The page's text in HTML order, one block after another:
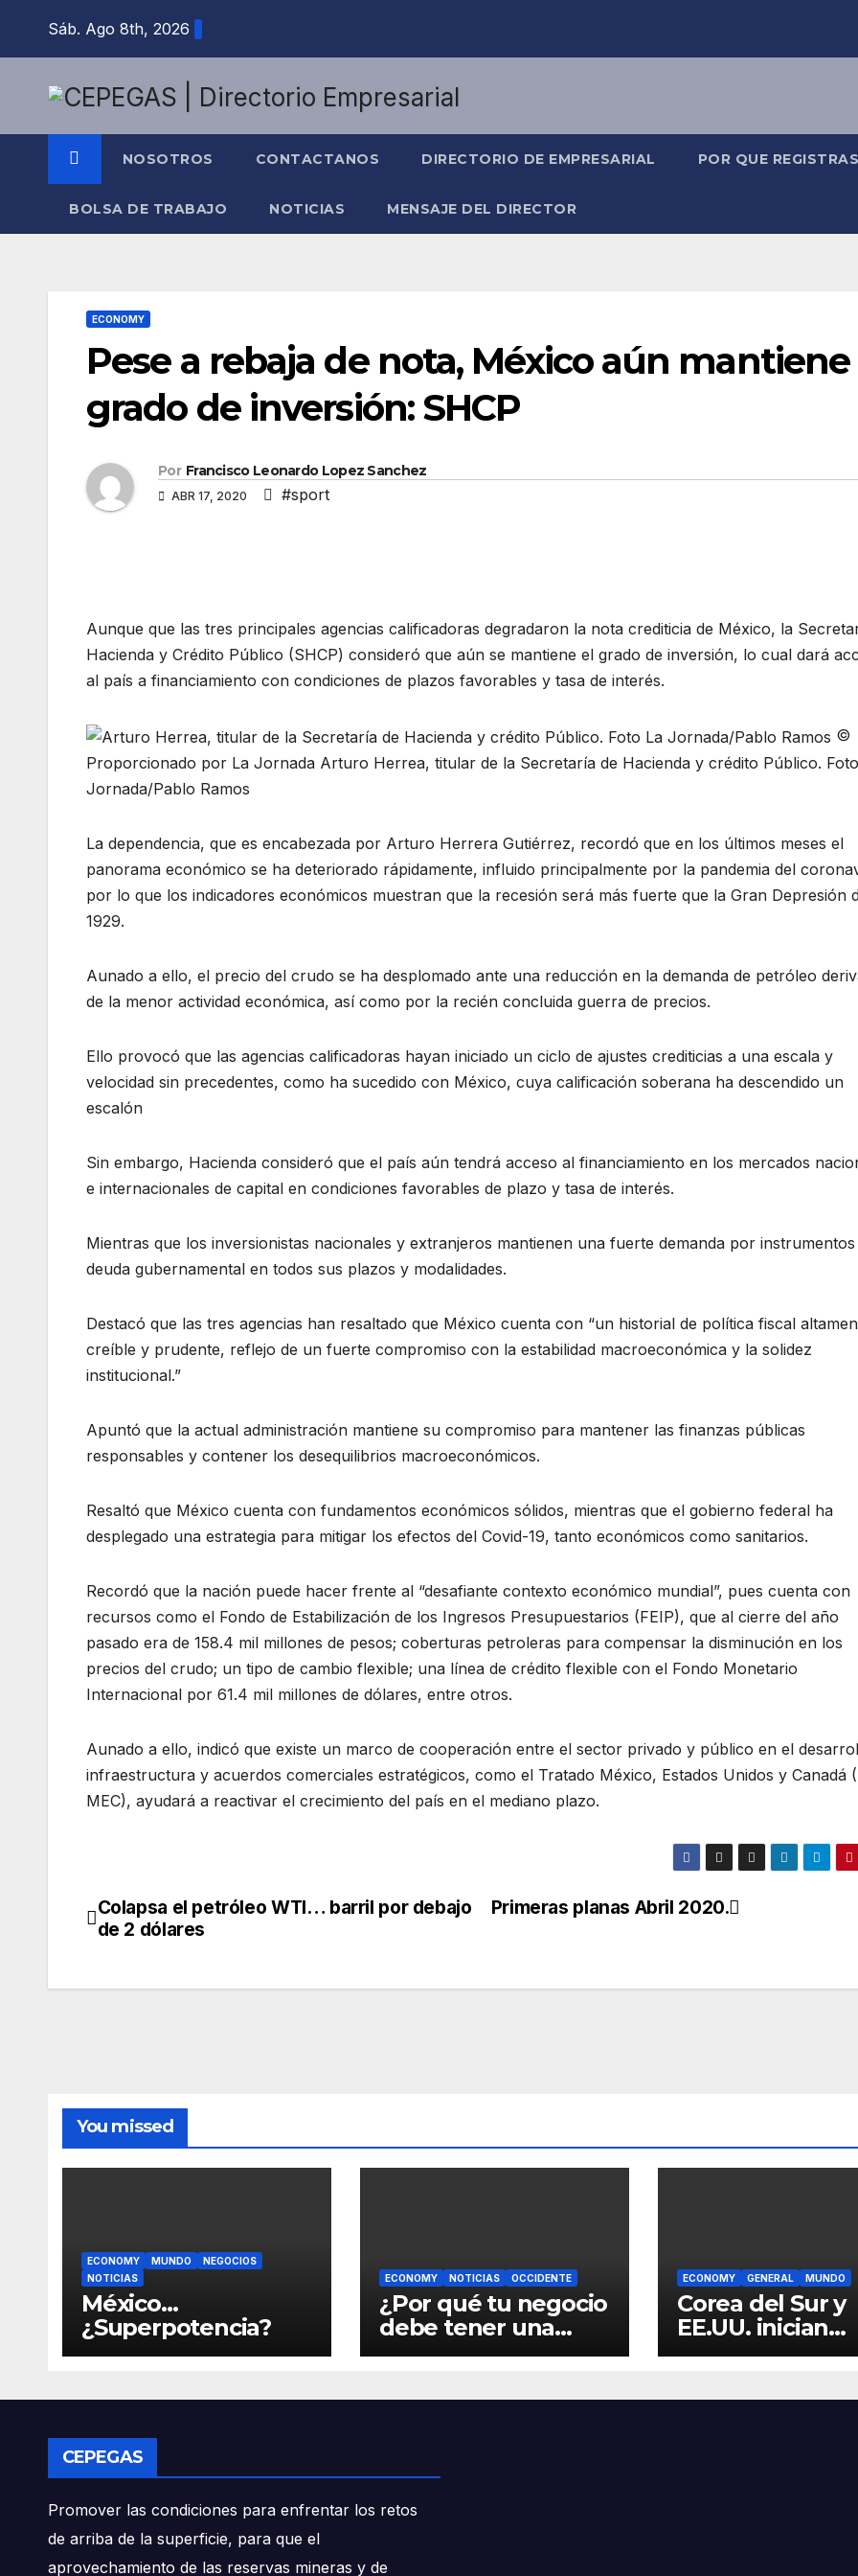
Sáb. Ago 8th, 2026
NOSOTROS CONTACTANOS DIRECTORIO DE EMPRESARIAL POR QUE
BOLSA DE TRABAJO NOTICIAS MENSAJE DEL DIRECTOR
ECONOMY
Pese a rebaja de nota, México aún mantiene
grado de inversión: SHCP
Por Francisco Leonardo Lopez Sanchez
ABR 17, 2020 #sport
Aunque que las tres principales agencias calificadoras degradaron la nota crediticia de México, la
Hacienda y Crédito Público (SHCP) consideró que aún se mantiene el grado de inversión, lo cual dará
al país a financiamiento con condiciones de plazos favorables y tasa de interés.
©
Proporcionado por La Jornada Arturo Herrea, titular de la Secretaría de Hacienda y crédito Público.
Jornada/Pablo Ramos
La dependencia, que es encabezada por Arturo Herrera Gutiérrez, recordó que en los últimos meses el
panorama económico se ha deteriorado rápidamente, influido principalmente por la pandemia del
por lo que los indicadores económicos muestran que la recesión será más fuerte que la Gran Depresión
1929.
Aunado a ello, el precio del crudo se ha desplomado ante una reducción en la demanda de petróleo
de la menor actividad económica, así como por la recién concluida guerra de precios.
Ello provocó que las agencias calificadoras hayan iniciado un ciclo de ajustes crediticias a una escala y
velocidad sin precedentes, como ha sucedido con México, cuya calificación soberana ha descendido un
escalón
Sin embargo, Hacienda consideró que el país aún tendrá acceso al financiamiento en los mercados
e internacionales de capital en condiciones favorables de plazo y tasa de interés.
Mientras que los inversionistas nacionales y extranjeros mantienen una fuerte demanda por instrumentos
deuda gubernamental en todos sus plazos y modalidades.
Destacó que las tres agencias han resaltado que México cuenta con “un historial de política fiscal
creíble y prudente, reflejo de un fuerte compromiso con la estabilidad macroeconómica y la solidez
institucional.”
Apuntó que la actual administración mantiene su compromiso para mantener las finanzas públicas
responsables y contener los desequilibrios macroeconómicos.
Resaltó que México cuenta con fundamentos económicos sólidos, mientras que el gobierno federal ha
desplegado una estrategia para mitigar los efectos del Covid-19, tanto económicos como sanitarios.
Recordó que la nación puede hacer frente al “desafiante contexto económico mundial”, pues cuenta con
recursos como el Fondo de Estabilización de los Ingresos Presupuestarios (FEIP), que al cierre del año
pasado era de 158.4 mil millones de pesos; coberturas petroleras para compensar la disminución en los
precios del crudo; un tipo de cambio flexible; una línea de crédito flexible con el Fondo Monetario
Internacional por 61.4 mil millones de dólares, entre otros.
Aunado a ello, indicó que existe un marco de cooperación entre el sector privado y público en el
infraestructura y acuerdos comerciales estratégicos, como el Tratado México, Estados Unidos y Canadá
MEC), ayudará a reactivar el crecimiento del país en el mediano plazo.
Navegación
entradas
Primeras planas Abril 2020.
Colapsa el petróleo WTI… barril por debajo
de 2 dólares
You missed
ECONOMY MUNDO
NEGOCIOS
NOTICIAS
México…
¿Superpotencia?
ECONOMY NOTICIAS OCCIDENTE
¿Por qué tu negocio
debe tener una
página web?
ECONOMY GENERAL MUNDO
Corea del Sur y
EE.UU. inician
maniobras
04/03/2024
CEPEGAS
Promover las condiciones para enfrentar los retos
de arriba de la superficie, para que el
aprovechamiento de las reservas mineras y de